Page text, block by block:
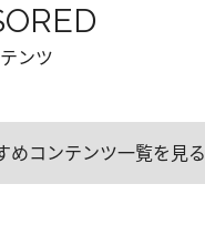
ンツ
めコンテンツ一覧を見る